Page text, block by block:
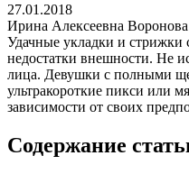
27.01.2018
Ирина Алексеевна Воронова
Удачные укладки и стрижки
недостатки внешности. Не
лица. Девушки с полными
ультракороткие пикси или
зависимости от своих
Содержание